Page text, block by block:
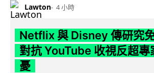
Lawton 4 小時
Netflix 與 Disney 傳研究
對抗 YouTube 收視反超專
憂